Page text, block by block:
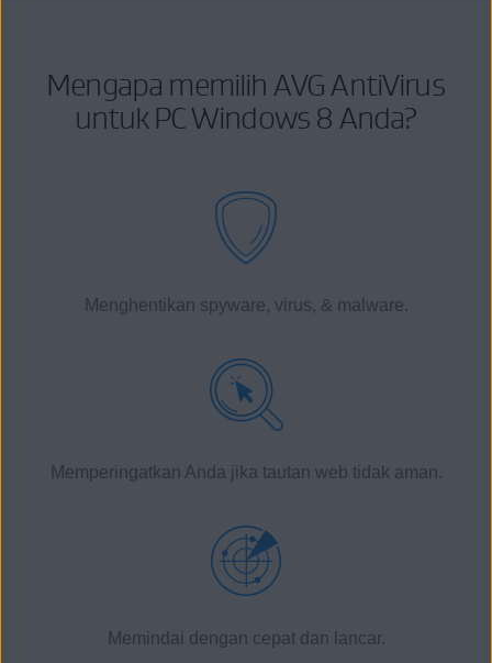
Mengapa memilih AVG AntiVirus
untuk PC Windows 8 Anda?
Menghentikan spyware, virus, & malware.
Memperingatkan Anda jika tautan web tidak aman.
Memindai dengan cepat dan lancar.